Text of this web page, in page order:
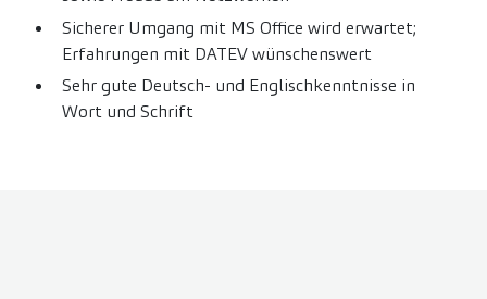
Sicherer Umgang mit MS Office wird erwartet;
Erfahrungen mit DATEV wünschenswert
Sehr gute Deutsch- und Englischkenntnisse in
Wort und Schrift